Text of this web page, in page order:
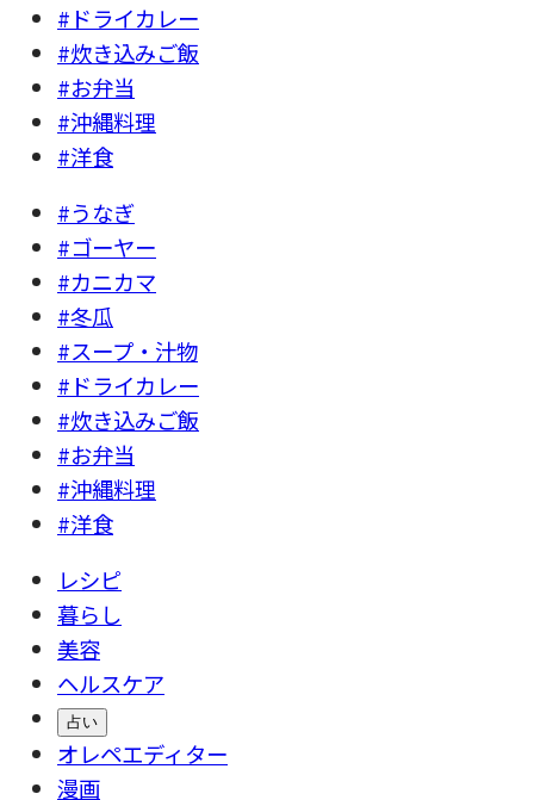
#ドライカレー
#炊き込みご飯
#お弁当
#沖縄料理
#洋食
#うなぎ
#ゴーヤー
#カニカマ
#冬瓜
#スープ・汁物
#ドライカレー
#炊き込みご飯
#お弁当
#沖縄料理
#洋食
レシピ
暮らし
美容
ヘルスケア
占い
オレペエディター
漫画